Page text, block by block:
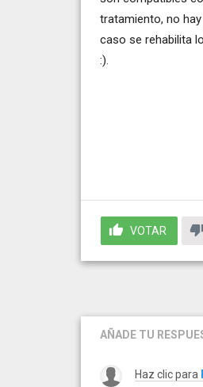
tratamiento, no
caso se rehabilita
:).
VOTAR
AÑADE TU
Haz clic para